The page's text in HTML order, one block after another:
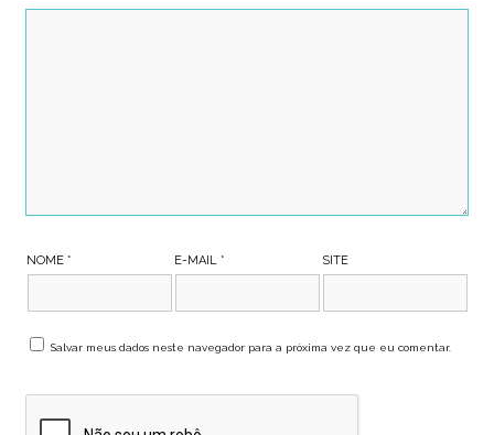
NOME * E-MAIL* SITE
Salvar meus dados neste navegador para a próxima vez que eu comentar.